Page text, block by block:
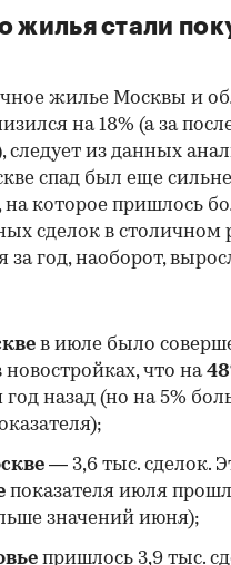
жилья стали
жилье Москвы и
на 18% (а за
следует из данных
спад был еще
которое пришлось
сделок в столичном
год, наоборот,
/ 00:00
в июле было
новостройках, что на
год назад (но на 5%
— 3,6 тыс. сделок.
показателя июля
значений июня);
пришлось 3,9 тыс.